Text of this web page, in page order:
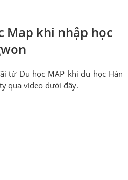
Map khi nhập học
từ Du học MAP khi du học Hàn
qua video dưới đây.